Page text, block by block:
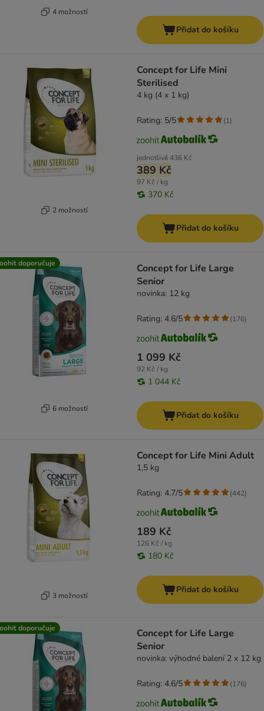
4 možností
Přidat do košíku
2 možností
Concept for Life Mini
Sterilised
4 kg (4 x 1 kg)
jednotlivě436 Kč
389 Kč
97 Kč / kg
370 Kč
Rating: 5/5 (1)
Přidat do košíku
doporučuje
6 možností
Concept for Life Large
Senior
novinka: 12 kg
1 099 Kč
92 Kč / kg
1 044 Kč
Rating: 4.6/5 (176)
Přidat do košíku
3 možností
Concept for Life Mini Adult
1,5 kg
189 Kč
126 Kč / kg
180 Kč
Rating: 4.7/5 (442)
Přidat do košíku
doporučuje
Concept for Life Large
Senior
novinka: výhodné balení 2 x 12 kg
Rating: 4.6/5 (176)